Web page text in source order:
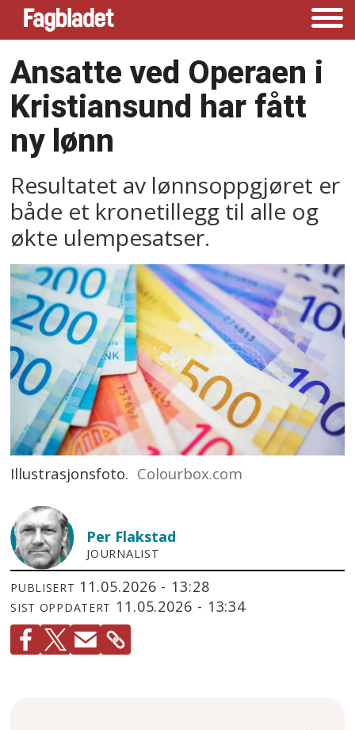
Ansatte ved Operaen i
Kristiansund har fått
ny lønn
Resultatet av lønnsoppgjøret er
både et kronetillegg til alle og
økte ulempesatser.
Illustrasjonsfoto. Colourbox.com
Per Flakstad
JOURNALIST
PUBLISERT 11.05.2026 - 13:28
SIST OPPDATERT 11.05.2026 - 13:34